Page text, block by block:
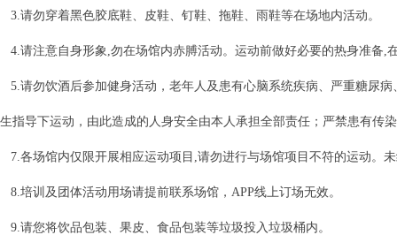
3.请勿穿着黑色胶底鞋、皮鞋、钉鞋、拖鞋、雨鞋等在场地内活动。
4.请注意自身形象,勿在场馆内赤膊活动。运动前做好必要的热身准备,
5.请勿饮酒后参加健身活动，老年人及患有心脑系统疾病、严重糖尿
生指导下运动，由此造成的人身安全由本人承担全部责任；严禁患有传
7.各场馆内仅限开展相应运动项目,请勿进行与场馆项目不符的运动。
8.培训及团体活动用场请提前联系场馆，APP线上订场无效。
9.请您将饮品包装、果皮、食品包装等垃圾投入垃圾桶内。